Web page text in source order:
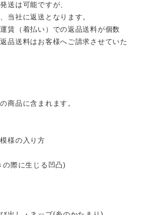
送は可能ですが、
当社に返送となります。
賃（着払い）での返品送料が個数
品送料はお客様へご請求させていた
商品に含まれます。
様の入り方
の際に生じる凹凸)